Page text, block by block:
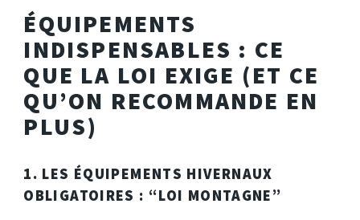
ÉQUIPEMENTS
INDISPENSABLES : CE
QUE LA LOI EXIGE (ET CE
QU’ON RECOMMANDE EN
PLUS)
1. LES ÉQUIPEMENTS HIVERNAUX
OBLIGATOIRES : “LOI MONTAGNE”